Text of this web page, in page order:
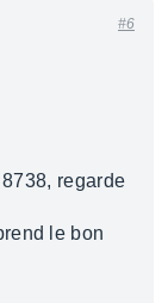
#6
regarde
le bon